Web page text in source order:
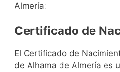
Almería:
Certificado de
El Certificado de
de Alhama de Almería es